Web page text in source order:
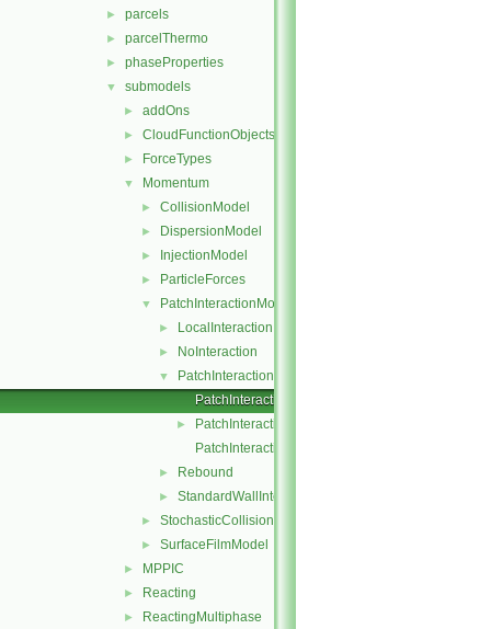
► parcels
► parcelThermo
► phaseProperties
▼ submodels
► addOns
► CloudFunctionObjects
► ForceTypes
▼ Momentum
► CollisionModel
► DispersionModel
► InjectionModel
► ParticleForces
▼ PatchInteractionModel
► LocalInteraction
► NoInteraction
▼
PatchInteractionModel
PatchInteractionModel.C
►
PatchInteractionModel.H
PatchInteractionModelNew.C
► Rebound
► StandardWallInteraction
► StochasticCollision
► SurfaceFilmModel
► MPPIC
► Reacting
► ReactingMultiphase